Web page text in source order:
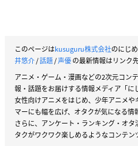
このページはkusuguru株式会社のにじ
井悠介/話題/声優の最新情報はリンク
アニメ・ゲーム・漫画などの2次元コン
報・話題をお届けする情報メディア「に
女性向けアニメをはじめ、少年アニメ
マーにも幅を広げ、オタクが気になる情
さらに、アンケート・ランキング・オ
タクがワクワク楽しめるようなコンテン